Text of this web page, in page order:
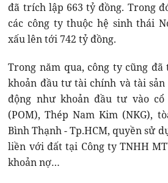
đã trích lập 663 tỷ đồng. Trong
các công ty thuộc hệ sinh thái
xấu lên tới 742 tỷ đồng.
Trong năm qua, công ty cũng
khoản đầu tư tài chính và tài
động như khoản đầu tư vào cổ
(POM), Thép Nam Kim (NKG),
Bình Thạnh - Tp.HCM, quyền sử
liền với đất tại Công ty TNHH
khoản nợ…